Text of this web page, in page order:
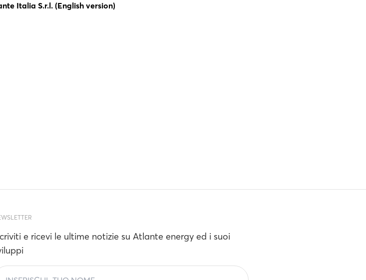
Italia S.r.l. (English version)
e ricevi le ultime notizie su Atlante energy ed i suoi